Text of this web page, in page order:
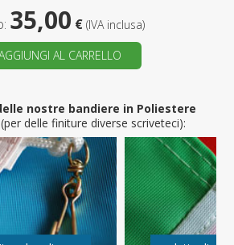
35,00 € (IVA inclusa)
AL CARRELLO
nostre bandiere in Poliestere
(per delle finiture diverse scriveteci):